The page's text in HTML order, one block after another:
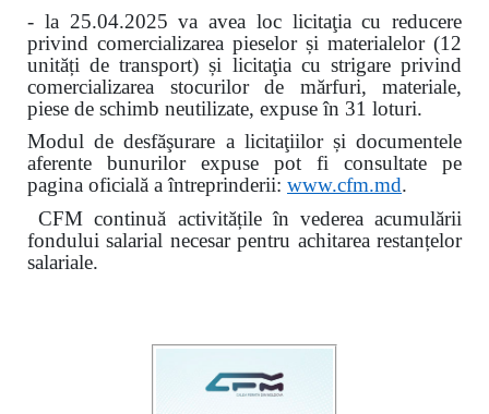
- la 25.04.2025 va avea loc licitaţia cu reducere
privind comercializarea pieselor și materialelor (12
unități de transport) și licitaţia cu strigare privind
comercializarea stocurilor de mărfuri, materiale,
piese de schimb neutilizate, expuse în 31 loturi.
Modul de desfăşurare a licitaţiilor și documentele
aferente bunurilor expuse pot fi consultate pe
pagina oficială a întreprinderii: www.cfm.md.
CFM continuă activitățile în vederea acumulării
fondului salarial necesar pentru achitarea restanțelor
salariale.